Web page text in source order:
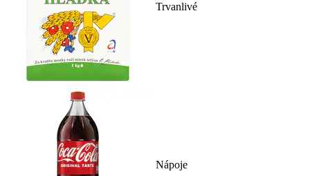
Trvanlivé
Nápoje